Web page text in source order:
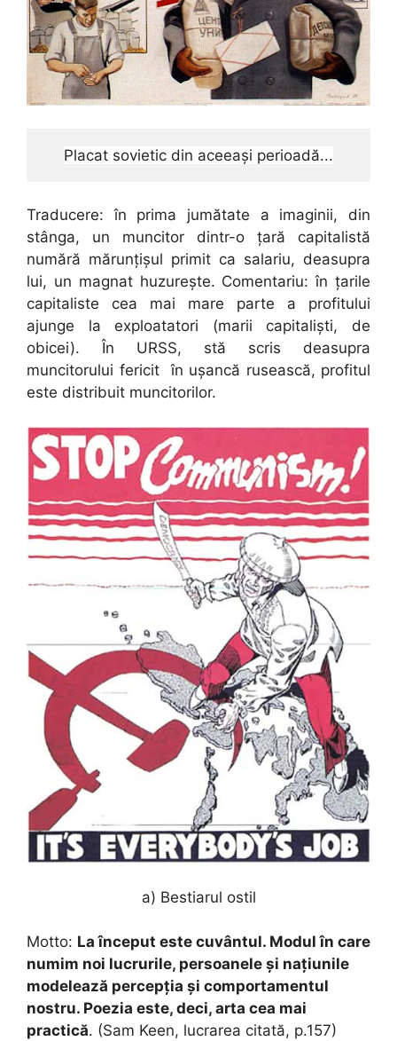
Placat sovietic din aceeași perioadă...
Traducere: în prima jumătate a imaginii, din
stânga, un muncitor dintr-o țară capitalistă
numără mărunțișul primit ca salariu, deasupra
lui, un magnat huzurește. Comentariu: în țarile
capitaliste cea mai mare parte a profitului
ajunge la exploatatori (marii capitaliști, de
obicei). În URSS, stă scris deasupra
muncitorului fericit în ușancă rusească, profitul
este distribuit muncitorilor.
a) Bestiarul ostil
Motto: La început este cuvântul. Modul în care
numim noi lucrurile, persoanele și națiunile
modelează percepția și comportamentul
nostru. Poezia este, deci, arta cea mai
practică. (Sam Keen, lucrarea citată, p.157)